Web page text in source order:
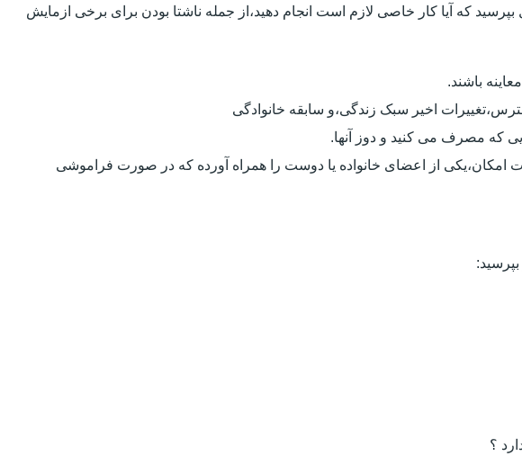
که آیا کار خاصی لازم است انجام دهید،از جمله ناشتا بودن برای برخی ازمایش
باشند.
اخیر سبک زندگی،و سابقه خانوادگی
که مصرف می کنید و دوز آنها.
امکان،یکی از اعضای خانواده یا دوست را همراه آورده که در صورت فراموشی
؟